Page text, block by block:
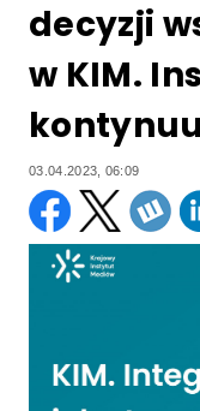
decyzji
w KIM.
03.04.2023, 06:09